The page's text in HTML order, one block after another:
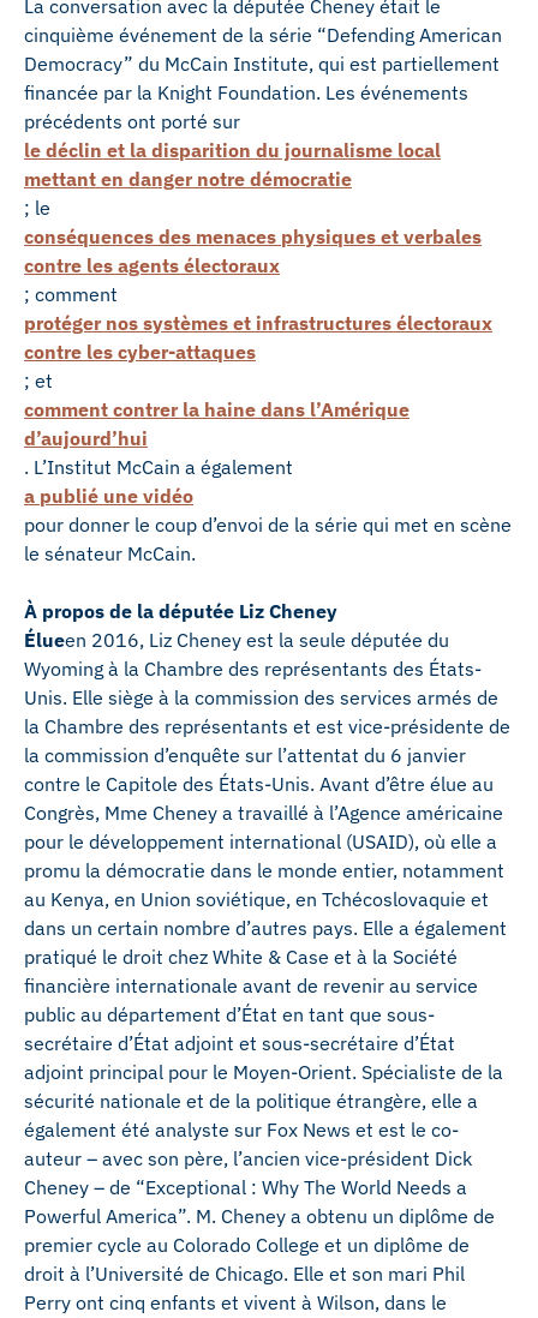
La conversation avec la députée Cheney était le
cinquième événement de la série “Defending American
Democracy” du McCain Institute, qui est partiellement
financée par la Knight Foundation. Les événements
précédents ont porté sur
le déclin et la disparition du journalisme local
mettant en danger notre démocratie
; le
conséquences des menaces physiques et verbales
contre les agents électoraux
; comment
protéger nos systèmes et infrastructures électoraux
contre les cyber-attaques
; et
comment contrer la haine dans l’Amérique
d’aujourd’hui
. L’Institut McCain a également
a publié une vidéo
pour donner le coup d’envoi de la série qui met en scène
le sénateur McCain.
À propos de la députée Liz Cheney
Élueen 2016, Liz Cheney est la seule députée du
Wyoming à la Chambre des représentants des États-
Unis. Elle siège à la commission des services armés de
la Chambre des représentants et est vice-présidente de
la commission d’enquête sur l’attentat du 6 janvier
contre le Capitole des États-Unis. Avant d’être élue au
Congrès, Mme Cheney a travaillé à l’Agence américaine
pour le développement international (USAID), où elle a
promu la démocratie dans le monde entier, notamment
au Kenya, en Union soviétique, en Tchécoslovaquie et
dans un certain nombre d’autres pays. Elle a également
pratiqué le droit chez White & Case et à la Société
financière internationale avant de revenir au service
public au département d’État en tant que sous-
secrétaire d’État adjoint et sous-secrétaire d’État
adjoint principal pour le Moyen-Orient. Spécialiste de la
sécurité nationale et de la politique étrangère, elle a
également été analyste sur Fox News et est le co-
auteur – avec son père, l’ancien vice-président Dick
Cheney – de “Exceptional : Why The World Needs a
Powerful America”. M. Cheney a obtenu un diplôme de
premier cycle au Colorado College et un diplôme de
droit à l’Université de Chicago. Elle et son mari Phil
Perry ont cinq enfants et vivent à Wilson, dans le